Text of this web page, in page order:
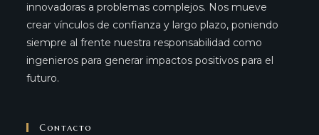
innovadoras a problemas complejos. Nos mueve
crear vínculos de confianza y largo plazo, poniendo
siempre al frente nuestra responsabilidad como
ingenieros para generar impactos positivos para el
futuro.
Contacto